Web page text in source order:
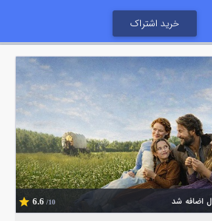
خرید اشتراک
6.6 /10